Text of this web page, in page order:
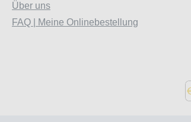
Über uns
FAQ | Meine Onlinebestellung